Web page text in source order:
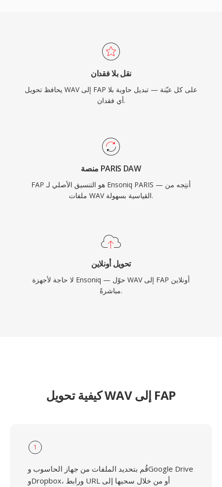
نقل بلا فقدان
يحافظ تحويل WAV إلى FAP على كل عيّنة — تبديل حاوية بلا
أي فقدان.
منصة PARIS DAW
FAP هو التنسيق الأصلي لـ Ensoniq PARIS — أنتِجه من
ملفات WAV القياسية بسهولة.
تحويل أونلاين
لا حاجة لأجهزة Ensoniq — حوّل WAV إلى FAP أونلاين
مباشرةً.
كيفية تحويل WAV إلى FAP
1
قُم بتحديد الملفات من جهاز الحاسوب وGoogle Drive
وDropbox، ورابط URL أو من خلال سحبها إلى